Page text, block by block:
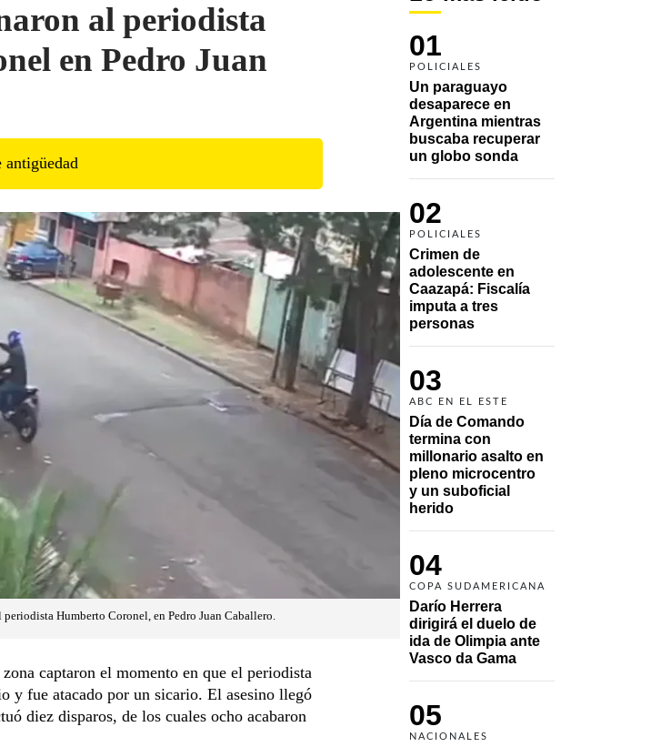
01
POLICIALES
Un paraguayo
desaparece en
Argentina mientras
buscaba recuperar
un globo sonda
02
POLICIALES
Crimen de
adolescente en
Caazapá: Fiscalía
imputa a tres
personas
03
ABC EN EL ESTE
Día de Comando
termina con
millonario asalto en
pleno microcentro
y un suboficial
herido
04
COPA SUDAMERICANA
Darío Herrera
dirigirá el duelo de
ida de Olimpia ante
Vasco da Gama
05
NACIONALES
al periodista
en Pedro Juan
antigüedad
Humberto Coronel, en Pedro Juan Caballero.
captaron el momento en que el periodista
y fue atacado por un sicario. El asesino llegó
diez disparos, de los cuales ocho acabaron